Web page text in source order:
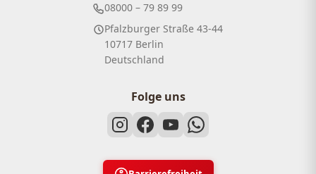
08000 – 79 89 99
Pfalzburger Straße 43-44
10717 Berlin
Deutschland
Folge uns